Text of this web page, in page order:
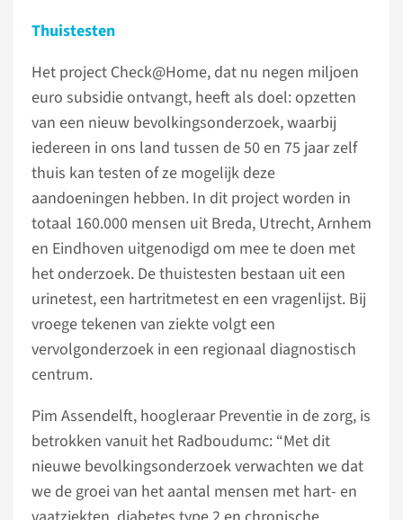
Thuistesten
Het project Check@Home, dat nu negen miljoen
euro subsidie ontvangt, heeft als doel: opzetten
van een nieuw bevolkingsonderzoek, waarbij
iedereen in ons land tussen de 50 en 75 jaar zelf
thuis kan testen of ze mogelijk deze
aandoeningen hebben. In dit project worden in
totaal 160.000 mensen uit Breda, Utrecht, Arnhem
en Eindhoven uitgenodigd om mee te doen met
het onderzoek. De thuistesten bestaan uit een
urinetest, een hartritmetest en een vragenlijst. Bij
vroege tekenen van ziekte volgt een
vervolgonderzoek in een regionaal diagnostisch
centrum.
Pim Assendelft, hoogleraar Preventie in de zorg, is
betrokken vanuit het Radboudumc: “Met dit
nieuwe bevolkingsonderzoek verwachten we dat
we de groei van het aantal mensen met hart- en